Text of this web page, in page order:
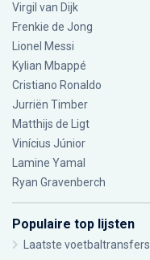
Virgil van Dijk
Frenkie de Jong
Lionel Messi
Kylian Mbappé
Cristiano Ronaldo
Jurriën Timber
Matthijs de Ligt
Vinícius Júnior
Lamine Yamal
Ryan Gravenberch
Populaire top lijsten
Laatste voetbaltransfers